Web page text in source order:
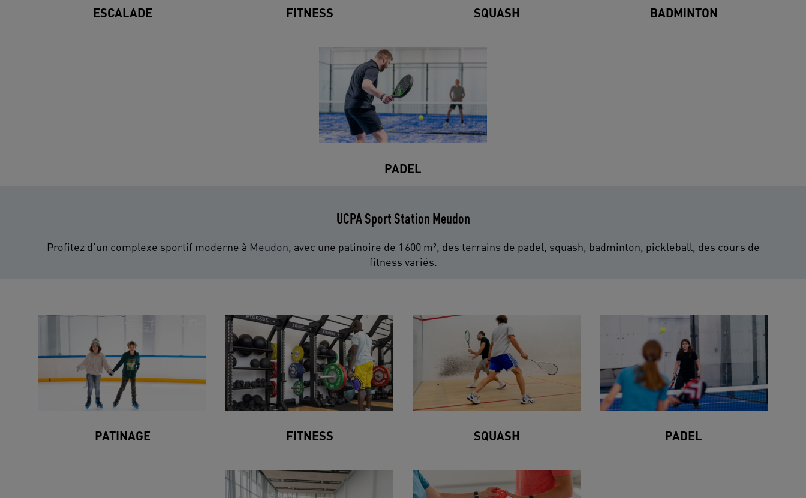
ESCALADE FITNESS SQUASH BADMINTON
PADEL
UCPA Sport Station Meudon
Profitez d’un complexe sportif moderne à Meudon, avec une patinoire de 1 600 m², des terrains de padel, squash, badminton, pickleball, des cours de
fitness variés.
PATINAGE FITNESS SQUASH PADEL